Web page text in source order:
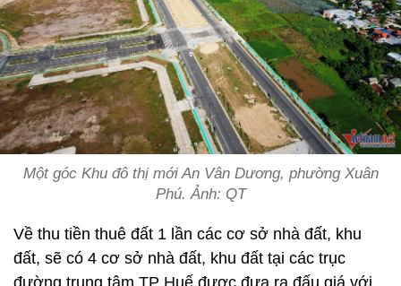
Một góc Khu đô thị mới An Vân Dương, phường Xuân
Phú. Ảnh: QT
Về thu tiền thuê đất 1 lần các cơ sở nhà đất, khu
đất, sẽ có 4 cơ sở nhà đất, khu đất tại các trục
đường trung tâm TP Huế được đưa ra đấu giá với